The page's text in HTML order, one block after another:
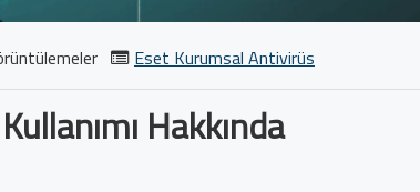
Eset Kurumsal Antivirüs
Hakkında